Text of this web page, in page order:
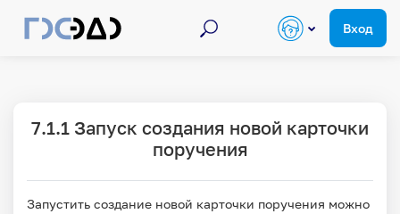
Вход
7.1.1 Запуск создания новой карточки
поручения
Запустить создание новой карточки поручения можно